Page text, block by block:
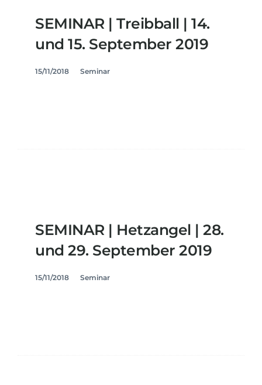
SEMINAR | Treibball | 14.
und 15. September 2019
15/11/2018 Seminar
SEMINAR | Hetzangel | 28.
und 29. September 2019
15/11/2018 Seminar